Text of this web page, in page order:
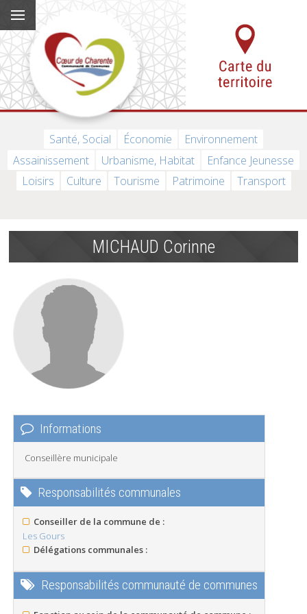
Santé, Social Économie
Environnement
Assainissement
Urbanisme, Habitat
Enfance Jeunesse
Loisirs
Culture Tourisme Patrimoine Transport
MICHAUD Corinne
Informations
Conseillère municipale
Responsabilités communales
Conseiller de la commune de :
Les Gours
Délégations communales :
Responsabilités communauté de communes